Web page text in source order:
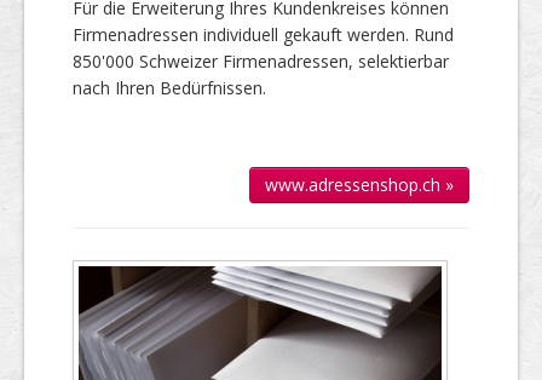
Für die Er­wei­te­rung Ihres Kun­den­kreises kön­nen
Firmen­adressen individuell gekauft werden. Rund
850'000 Schweizer Firmen­adressen, selek­tierbar
nach Ihren Bedürfnissen.
www.adressenshop.ch »